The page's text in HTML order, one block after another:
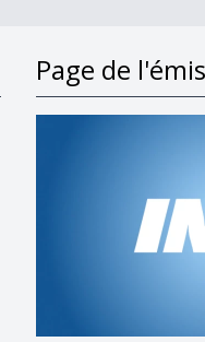
Page de